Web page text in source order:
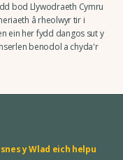
bod Llywodraeth Cymru
â rheolwyr tir i
ein her fydd dangos sut y
benodol a chyda'r
y Wlad eich helpu